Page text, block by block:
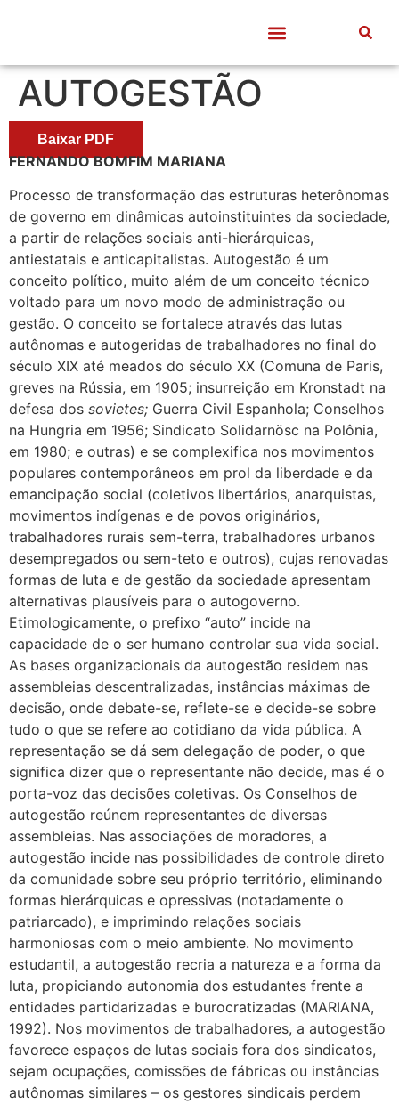
AUTOGESTÃO
Baixar PDF
FERNANDO BOMFIM MARIANA
Processo de transformação das estruturas heterônomas
de governo em dinâmicas autoinstituintes da sociedade,
a partir de relações sociais anti-hierárquicas,
antiestatais e anticapitalistas. Autogestão é um
conceito político, muito além de um conceito técnico
voltado para um novo modo de administração ou
gestão. O conceito se fortalece através das lutas
autônomas e autogeridas de trabalhadores no final do
século XIX até meados do século XX (Comuna de Paris,
greves na Rússia, em 1905; insurreição em Kronstadt na
defesa dos sovietes; Guerra Civil Espanhola; Conselhos
na Hungria em 1956; Sindicato Solidarnösc na Polônia,
em 1980; e outras) e se complexifica nos movimentos
populares contemporâneos em prol da liberdade e da
emancipação social (coletivos libertários, anarquistas,
movimentos indígenas e de povos originários,
trabalhadores rurais sem-terra, trabalhadores urbanos
desempregados ou sem-teto e outros), cujas renovadas
formas de luta e de gestão da sociedade apresentam
alternativas plausíveis para o autogoverno.
Etimologicamente, o prefixo “auto” incide na
capacidade de o ser humano controlar sua vida social.
As bases organizacionais da autogestão residem nas
assembleias descentralizadas, instâncias máximas de
decisão, onde debate-se, reflete-se e decide-se sobre
tudo o que se refere ao cotidiano da vida pública. A
representação se dá sem delegação de poder, o que
significa dizer que o representante não decide, mas é o
porta-voz das decisões coletivas. Os Conselhos de
autogestão reúnem representantes de diversas
assembleias. Nas associações de moradores, a
autogestão incide nas possibilidades de controle direto
da comunidade sobre seu próprio território, eliminando
formas hierárquicas e opressivas (notadamente o
patriarcado), e imprimindo relações sociais
harmoniosas com o meio ambiente. No movimento
estudantil, a autogestão recria a natureza e a forma da
luta, propiciando autonomia dos estudantes frente a
entidades partidarizadas e burocratizadas (MARIANA,
1992). Nos movimentos de trabalhadores, a autogestão
favorece espaços de lutas sociais fora dos sindicatos,
sejam ocupações, comissões de fábricas ou instâncias
autônomas similares – os gestores sindicais perdem